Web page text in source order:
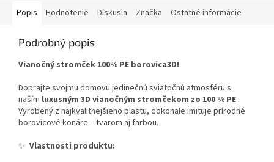
Popis Hodnotenie Diskusia Značka Ostatné informácie
Podrobný popis
Vianočný stromček 100% PE borovica3D!
Doprajte svojmu domovu jedinečnú sviatočnú atmosféru s
naším luxusným 3D vianočným stromčekom zo 100 % PE .
Vyrobený z najkvalitnejšieho plastu, dokonale imituje prírodné
borovicové konáre – tvarom aj farbou.
✨ Vlastnosti produktu: